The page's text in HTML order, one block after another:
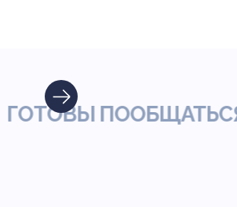
ПООБЩАТЬСЯ?